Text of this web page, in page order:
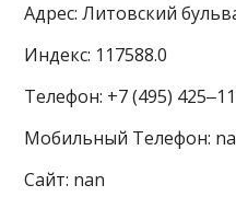
Адрес: Литовский
Индекс: 117588.0
Телефон: +7 (495)
Мобильный Телефон:
Сайт: nan